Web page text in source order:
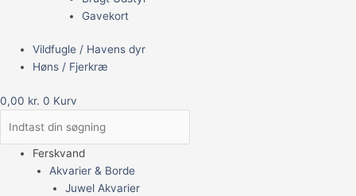
Gavekort
Vildfugle / Havens dyr
Høns / Fjerkræ
0,00 kr. 0 Kurv
Ferskvand
Akvarier & Borde
Juwel Akvarier